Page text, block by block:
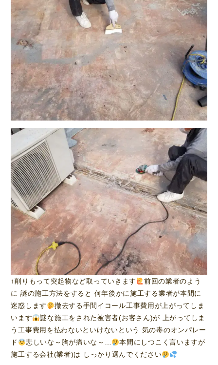
↑削りもって突起物など取っていきます
前回の業者のよう
に 謎の施工方法をすると 何年後かに施工する業者が本間に
迷惑します
撤去する手間イコール工事費用が上がってしま
います
謎な施工をされた被害者(お客さん)が 上がってしま
う工事費用を払わないといけないという 気の毒のオンパレー
ド
悲しいな～胸が痛いな～…
本間にしつこく言いますが
施工する会社(業者)は しっかり選んでください